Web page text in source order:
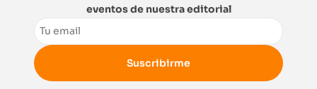
eventos de nuestra editorial
Email